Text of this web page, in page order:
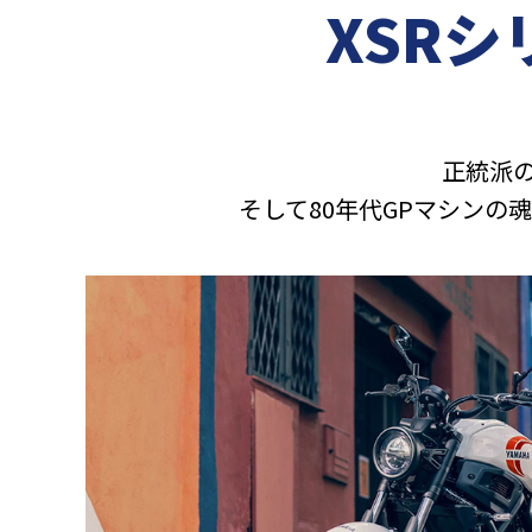
XSRシ
正統派
そして80年代GPマシンの